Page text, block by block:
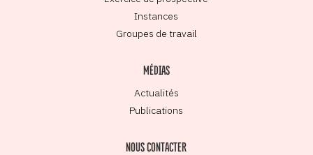
Instances
Groupes de travail
MÉDIAS
Actualités
Publications
NOUS CONTACTER